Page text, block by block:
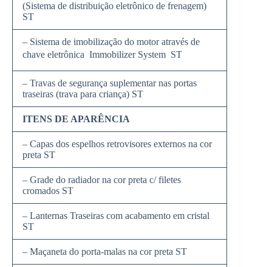
(Sistema de distribuição eletrônico de frenagem)
ST
– Sistema de imobilização do motor através de
chave eletrônica  Immobilizer System  ST
– Travas de segurança suplementar nas portas
traseiras (trava para criança) ST
ITENS DE APARÊNCIA
– Capas dos espelhos retrovisores externos na cor
preta ST
– Grade do radiador na cor preta c/ filetes
cromados ST
– Lanternas Traseiras com acabamento em cristal
ST
– Maçaneta do porta-malas na cor preta ST